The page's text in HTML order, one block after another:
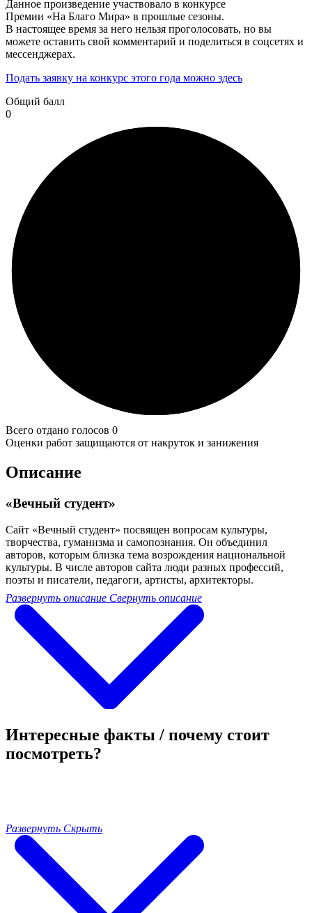
Данное произведение участвовало в конкурсе
Премии «На Благо Мира» в прошлые сезоны.
В настоящее время за него нельзя проголосовать, но вы
можете оставить свой комментарий и поделиться в соцсетях и
мессенджерах.
Подать заявку на конкурс этого года можно здесь
Общий балл
0
Всего отдано голосов 0
Оценки работ защищаются от накруток и занижения
Описание
«Вечный студент»
Сайт «Вечный студент» посвящен вопросам культуры,
творчества, гуманизма и самопознания. Он объединил
авторов, которым близка тема возрождения национальной
культуры. В числе авторов сайта люди разных профессий,
поэты и писатели, педагоги, артисты, архитекторы.
Развернуть описание Свернуть описание
Интересные факты / почему стоит
посмотреть?
Развернуть Скрыть